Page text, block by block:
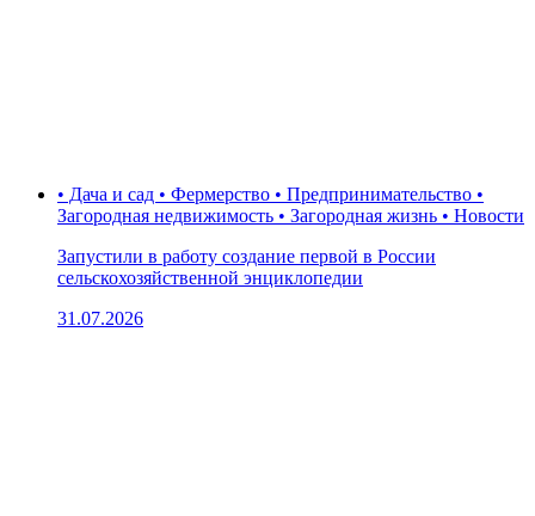
• Дача и сад • Фермерство • Предпринимательство •
Загородная недвижимость • Загородная жизнь • Новости
Запустили в работу создание первой в России
сельскохозяйственной энциклопедии
31.07.2026